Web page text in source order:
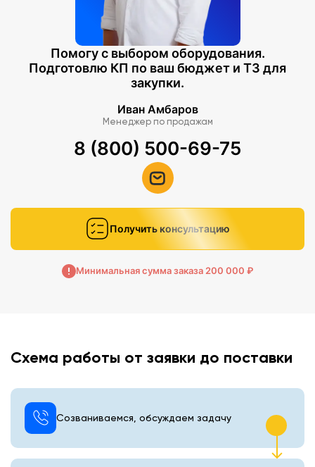
Помогу с выбором оборудования.
Подготовлю КП по ваш бюджет и ТЗ для
закупки.
Иван Амбаров
Менеджер по продажам
8 (800) 500-69-75
Получить консультацию
Минимальная сумма заказа 200 000 ₽
Схема работы от заявки до поставки
Созваниваемся, обсуждаем задачу